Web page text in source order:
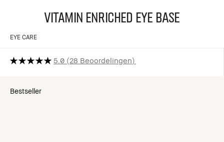
Vitamin Enriched Eye Base
EYE CARE
5.0 28 Beoordelingen
Bestseller